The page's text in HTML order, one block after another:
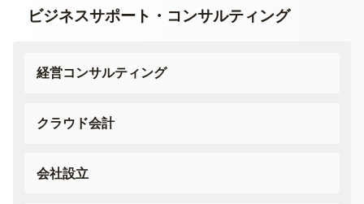
ビジネスサポート・ コンサルティング
経営コンサルティング
クラウド会計
会社設立